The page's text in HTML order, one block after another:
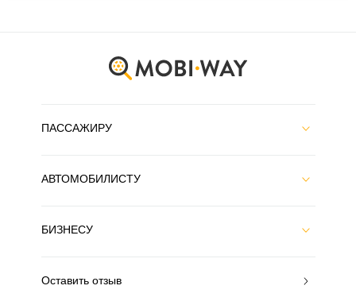
ПАССАЖИРУ
АВТОМОБИЛИСТУ
БИЗНЕСУ
Оставить отзыв